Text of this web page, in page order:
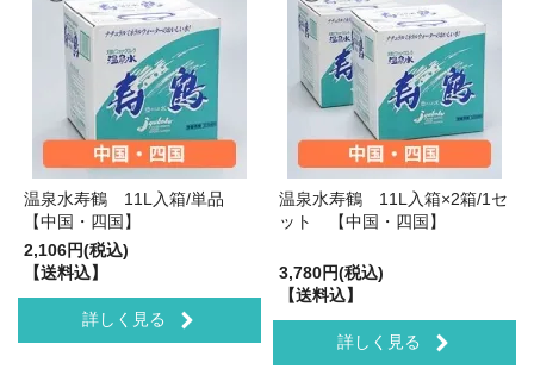
温泉水寿鶴 11L入箱/単品
【中国・四国】
2,106円(税込)
【送料込】
詳しく見る
温泉水寿鶴 11L入箱×2箱/1セ
ット 【中国・四国】
3,780円(税込)
【送料込】
詳しく見る